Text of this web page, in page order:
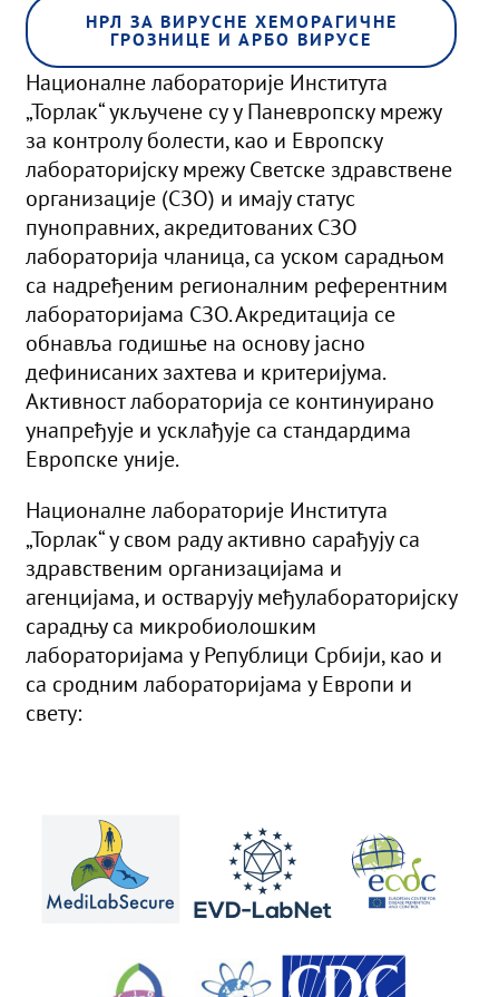
НРЛ ЗА ВИРУСНЕ ХЕМОРАГИЧНЕ
ГРОЗНИЦЕ И АРБО ВИРУСЕ
Националне лабораторије Института
„Торлак“ укључене су у Паневропску мрежу
за контролу болести, као и Европску
лабораторијску мрежу Светске здравствене
организације (СЗО) и имају статус
пуноправних, акредитованих СЗО
лабораторија чланица, са уском сарадњом
са надређеним регионалним референтним
лабораторијама СЗО. Акредитација се
обнавља годишње на основу јасно
дефинисаних захтева и критеријума.
Активност лабораторија се континуирано
унапређује и усклађује са стандардима
Европске уније.
Националне лабораторије Института
„Торлак“ у свом раду активно сарађују са
здравственим организацијама и
агенцијама, и остварују међулабораторијску
сарадњу са микробиолошким
лабораторијама у Републици Србији, као и
са сродним лабораторијама у Европи и
свету: